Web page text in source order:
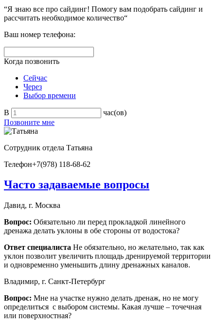
“Я знаю все про сайдинг! Помогу вам подобрать сайдинг и
рассчитать необходимое количество“
Ваш номер телефона:
Когда позвонить
Сейчас
Через
Выбор времени
В
час(ов)
Позвоните мне
Сотрудник отдела Татьяна
Телефон+7(978) 118-68-62
Часто задаваемые вопросы
Давид, г. Москва
Вопрос: Обязательно ли перед прокладкой линейного
дренажа делать уклоны в обе стороны от водостока?
Ответ специалиста Не обязательно, но желательно, так как
уклон позволит увеличить площадь дренируемой территории
и одновременно уменьшить длину дренажных каналов.
Владимир, г. Санкт-Петербург
Вопрос: Мне на участке нужно делать дренаж, но не могу
определиться с выбором системы. Какая лучше – точечная
или поверхностная?